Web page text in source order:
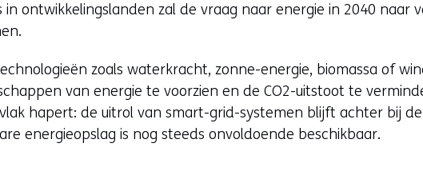
in ontwikkelingslanden zal de vraag naar energie in 2040 naar
zoals waterkracht, zonne-energie, biomassa of
van energie te voorzien en de CO2-uitstoot te
hapert: de uitrol van smart-grid-systemen blijft achter bij
energieopslag is nog steeds onvoldoende beschikbaar.